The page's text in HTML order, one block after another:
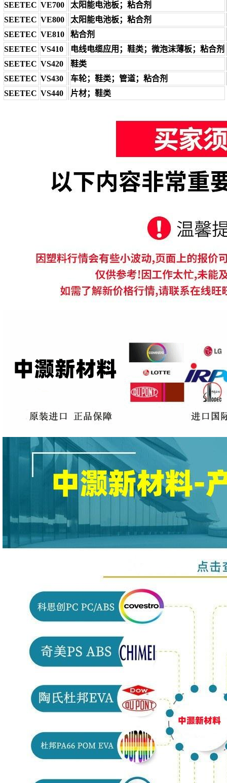
SEETEC VE700
太阳能电池板；粘合剂
SEETEC VE800
太阳能电池板；粘合剂
SEETEC VE810
粘合剂
SEETEC VS410
电线电缆应用；鞋类；微泡沫薄板；粘合剂
SEETEC VS420
鞋类
SEETEC VS430
车轮；鞋类；管道；粘合剂
SEETEC VS440 片材；鞋类